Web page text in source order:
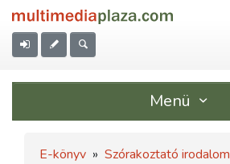
Menü
E-könyv » Szórakoztató irodalom